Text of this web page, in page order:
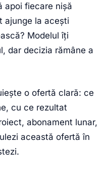
apoi fiecare nișă
ajunge la acești
Modelul îți
dar decizia rămâne a
o ofertă clară: ce
cu ce rezultat
abonament lunar,
această ofertă în